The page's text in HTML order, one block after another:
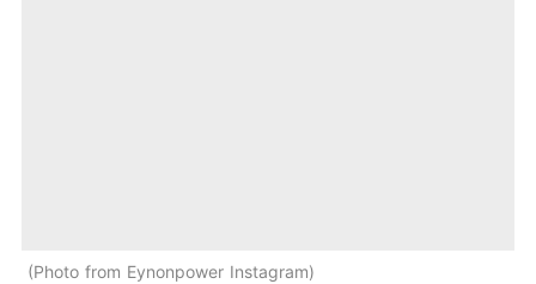
Photo from Eynonpower Instagram